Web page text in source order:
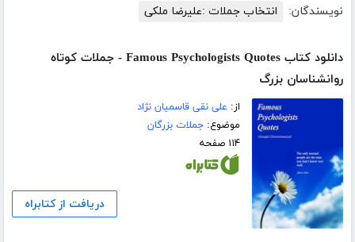
نویسندگان: انتخاب جملات :علیرضا ملکی
دانلود کتاب Famous Psychologists Quotes - جملات کوتاه
روانشناسان بزرگ
از: علی نقی قاسمیان نژاد
موضوع:جملات بزرگان
۱۱۴ صفحه
دریافت از کتابراه